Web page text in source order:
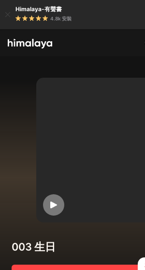
Himalaya-有聲書
4.8k 安裝
003 生日